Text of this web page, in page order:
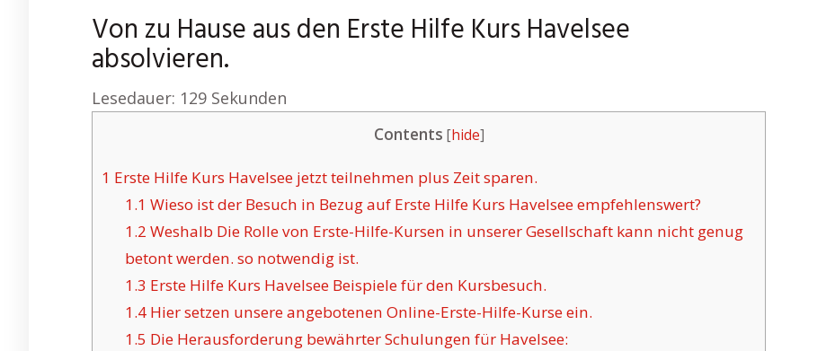
Von zu Hause aus den Erste Hilfe Kurs Havelsee
absolvieren.
Lesedauer: 129 Sekunden
Contents [hide]
1 Erste Hilfe Kurs Havelsee jetzt teilnehmen plus Zeit sparen.
1.1 Wieso ist der Besuch in Bezug auf Erste Hilfe Kurs Havelsee empfehlenswert?
1.2 Weshalb Die Rolle von Erste-Hilfe-Kursen in unserer Gesellschaft kann nicht genug
betont werden. so notwendig ist.
1.3 Erste Hilfe Kurs Havelsee Beispiele für den Kursbesuch.
1.4Hier setzen unsere angebotenen Online-Erste-Hilfe-Kurse ein.
1.5 Die Herausforderung bewährter Schulungen für Havelsee: